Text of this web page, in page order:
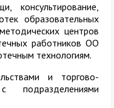
консультирование,
образовательных
центров
работников ОО
технологиям.
и торгово-
подразделениями